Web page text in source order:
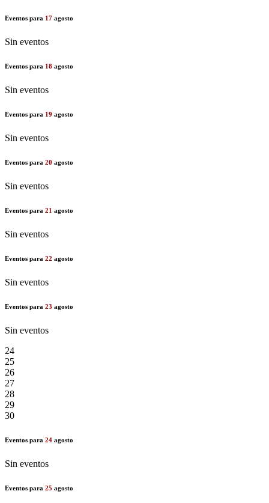
Eventos para 17 agosto
Sin eventos
Eventos para 18 agosto
Sin eventos
Eventos para 19 agosto
Sin eventos
Eventos para 20 agosto
Sin eventos
Eventos para 21 agosto
Sin eventos
Eventos para 22 agosto
Sin eventos
Eventos para 23 agosto
Sin eventos
24
25
26
27
28
29
30
Eventos para 24 agosto
Sin eventos
Eventos para 25 agosto